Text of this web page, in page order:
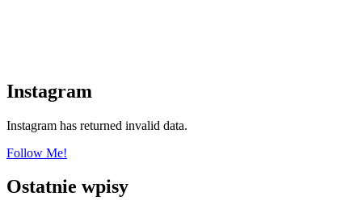
Instagram
Instagram has returned invalid data.
Follow Me!
Ostatnie wpisy